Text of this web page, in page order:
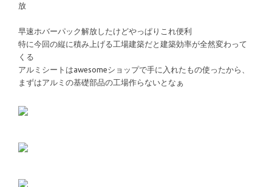
放
早速ホバーパック解放したけどやっぱりこれ便利
特に今回の縦に積み上げる工場建築だと建築効率が全然変わって
くる
アルミシートはawesomeショップで手に入れたもの使ったから、
まずはアルミの基礎部品の工場作らないとなぁ